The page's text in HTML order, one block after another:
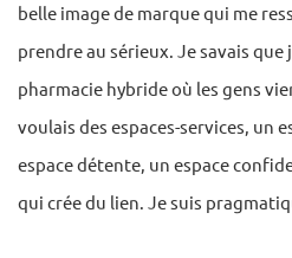
belle image de marque qui me
prendre au sérieux. Je savais que
pharmacie hybride où les gens
voulais des espaces-services, un
espace détente, un espace
qui crée du lien. Je suis